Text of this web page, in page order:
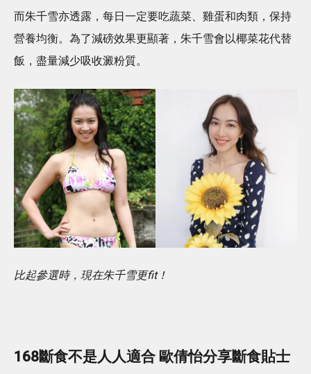
而朱千雪亦透露，每日一定要吃蔬菜、雞蛋和肉類，保持
營養均衡。為了減磅效果更顯著，朱千雪會以椰菜花代替
飯，盡量減少吸收澱粉質。
比起參選時，現在朱千雪更fit！
168斷食不是人人適合 歐倩怡分享斷食貼士